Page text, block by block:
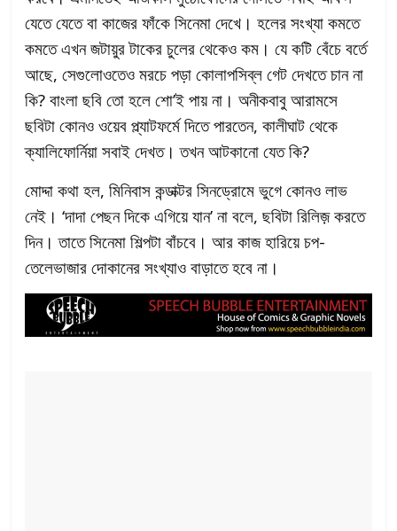
যেতে যেতে বা কাজের ফাঁকে সিনেমা দেখে। হলের সংখ্যা কমতে
কমতে এখন জটায়ুর টাকের চুলের থেকেও কম। যে কটি বেঁচে বর্তে
আছে, সেগুলোওতেও মরচে পড়া কোলাপসিব্‌ল গেট দেখতে চান না
কি? বাংলা ছবি তো হলে শো’ই পায় না। অনীকবাবু আরামসে
ছবিটা কোনও ওয়েব প্ল্যাটফর্মে দিতে পারতেন, কালীঘাট থেকে
ক্যালিফোর্নিয়া সবাই দেখত। তখন আটকানো যেত কি?
মোদ্দা কথা হল, মিনিবাস কন্ডাক্টর সিনড্রোমে ভুগে কোনও লাভ
নেই। ‘দাদা পেছন দিকে এগিয়ে যান’ না বলে, ছবিটা রিলিজ় করতে
দিন। তাতে সিনেমা শিল্পটা বাঁচবে। আর কাজ হারিয়ে চপ-
তেলেভাজার দোকানের সংখ্যাও বাড়াতে হবে না।